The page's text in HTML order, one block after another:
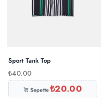
Sport Tank Top
₺40.00
Sepette₺20.00